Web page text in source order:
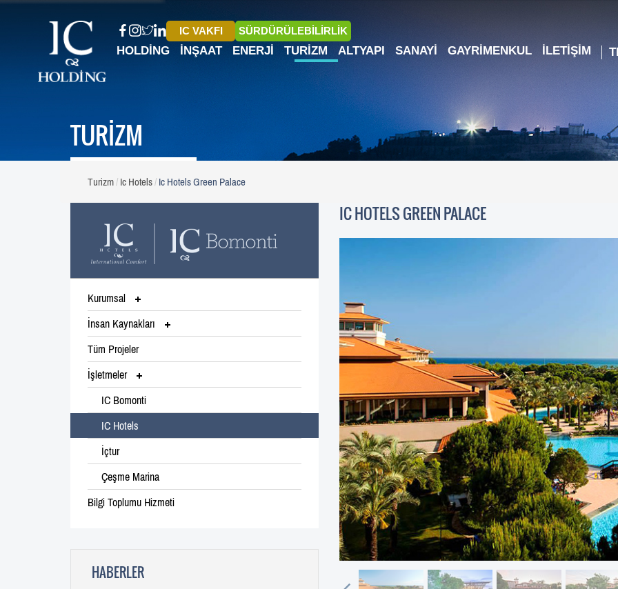
IC VAKFI SÜRDÜRÜLEBİLİRLİK
HOLDING İNŞAAT ENERJI TURIZM ALTYAPI SANAYI GAYRIMENKUL İLETIŞIM
TURİZM
Turizm Ic Hotels Ic Hotels Green Palace
Kurumsal
İnsan Kaynakları
Tüm Projeler
İşletmeler
IC Bomonti
IC Hotels
İçtur
Çeşme Marina
Bilgi Toplumu Hizmeti
HABERLER
IC HOTELS GREEN PALACE